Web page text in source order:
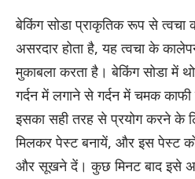
बेकिंग सोडा प्राकृतिक रूप से त्वचा
असरदार होता है, यह त्वचा के
मुकाबला करता है। बेकिंग सोडा में
गर्दन में लगाने से गर्दन में चमक काफी
इसका सही तरह से प्रयोग करने के
मिलकर पेस्ट बनायें, और इस पेस्ट
और सूखने दें। कुछ मिनट बाद इसे